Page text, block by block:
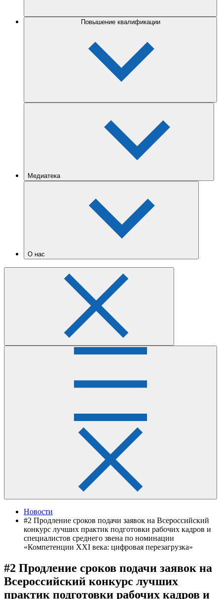
Повышение квалификации
Медиатека
О нас
Новости
#2 Продление сроков подачи заявок на Всероссийский
конкурс лучших практик подготовки рабочих кадров и
специалистов среднего звена по номинации
«Компетенции XXI века: цифровая перезагрузка»
#2 Продление сроков подачи заявок на
Всероссийский конкурс лучших
практик подготовки рабочих кадров и